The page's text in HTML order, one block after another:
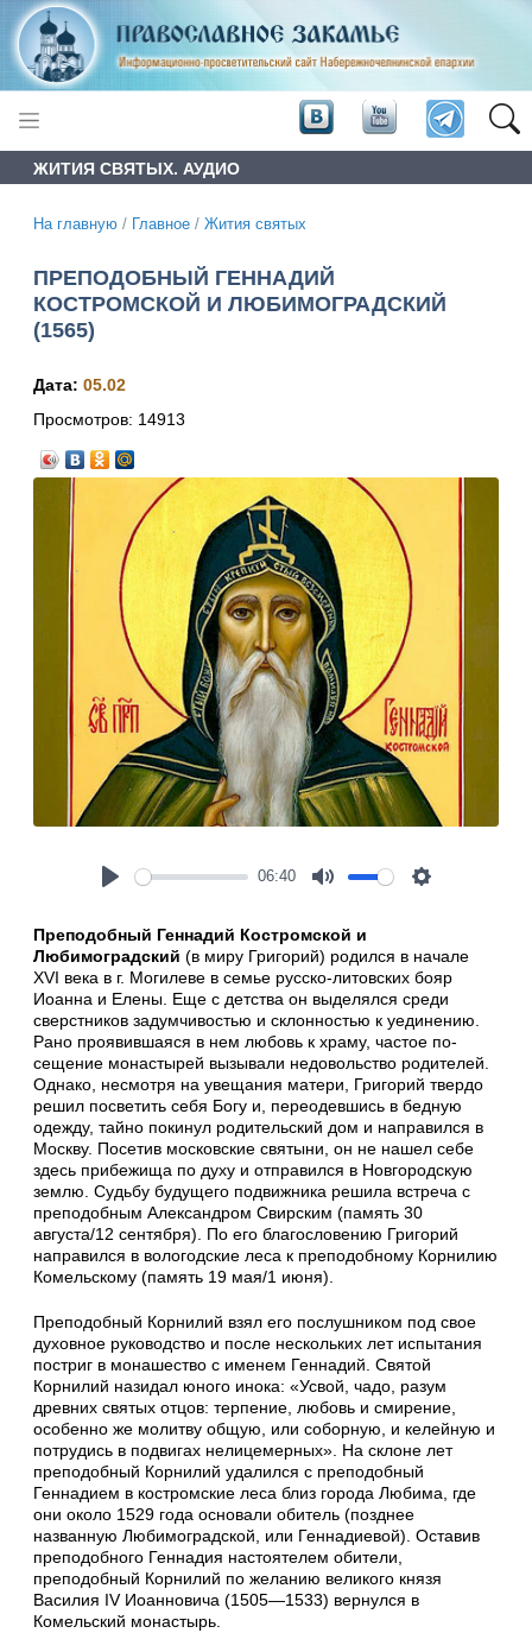
ЖИТИЯ СВЯТЫХ. АУДИО
На главную / Главное / Жития святых
ПРЕПОДОБНЫЙ ГЕННАДИЙ
КОСТРОМСКОЙ И ЛЮБИМОГРАДСКИЙ
(1565)
Дата: 05.02
Просмотров: 14913
06:40
Преподобный Геннадий Костромской и
Любимоградский (в миру Григорий) ро­дился в начале
XVI века в г. Могилеве в семье русско-литовских бояр
Иоанна и Елены. Еще с детства он выделялся среди
сверстников задумчивостью и склон­ностью к уединению.
Рано проявившаяся в нем любовь к храму, частое по­
сещение монастырей вызывали недовольство родителей.
Однако, несмотря на увещания матери, Григорий твердо
решил посветить себя Богу и, пере­о­девшись в бедную
одежду, тайно покинул родительский дом и направился в
Москву. Посетив москов­ские святыни, он не нашел себе
здесь прибежища по духу и отправился в Новгородскую
землю. Судьбу будущего подвижника решила встреча с
преподобным Александром Свирским (память 30
августа/12 сентября). По его благословению Григорий
направился в вологодские леса к преподобному Корнилию
Комельскому (память 19 мая/1 июня).
Преподобный Корнилий взял его послушни­ком под свое
духовное руко­­водство и после не­скольких лет испытания
постриг в монашество с именем Ген­надий. Святой
Корнилий назидал юного инока: «Усвой, чадо, разум
древних свя­тых отцов: терпение, любовь и смирение,
особенно же молитву общую, или соборную, и келейную и
потрудись в подвигах нелицемер­ных». На склоне лет
преподобный Корнилий удалился с преподобный
Геннадием в костром­ские леса близ города Любима, где
они около 1529 года основали обитель (позднее
названную Любимоградской, или Геннадиевой). Оставив
преподобного Генна­дия настоятелем оби­тели,
преподобный Корнилий по желанию великого князя
Василия IV Иоанновича (1505—1533) вернулся в
Комельский монастырь.